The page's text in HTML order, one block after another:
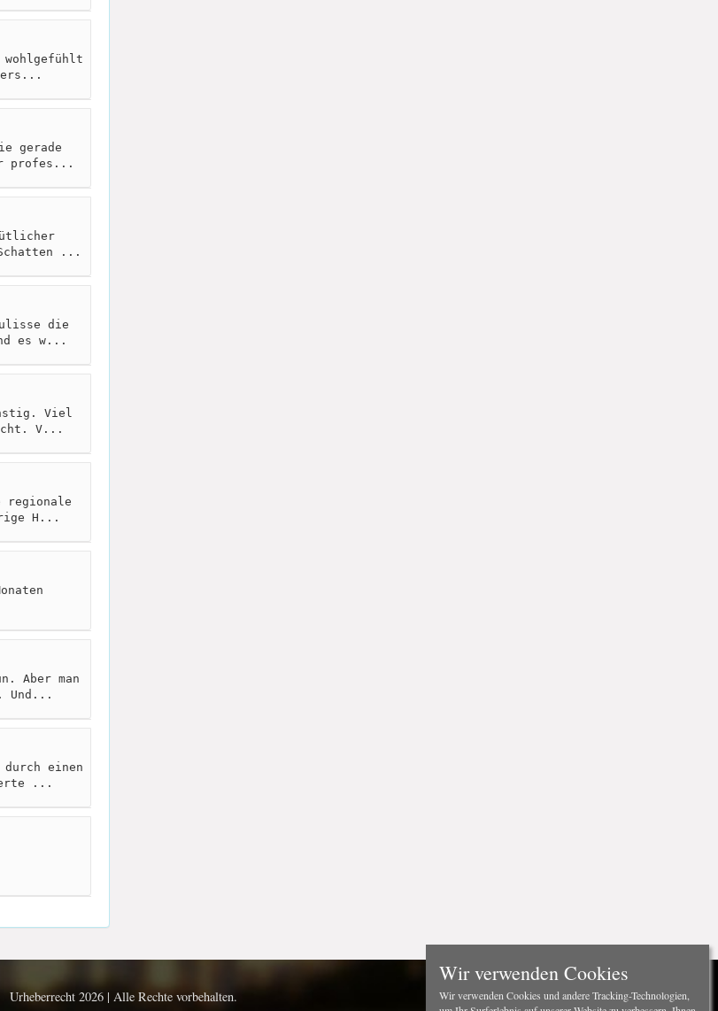
gerade
profes...
...
die
es w...
Viel
V...
regionale
H...
Aber man
Und...
einen
...
Urheberrecht 2026 | Alle Rechte vorbehalten.
Wir verwenden Cookies
Wir verwenden Cookies und andere Tracking-Technologien,